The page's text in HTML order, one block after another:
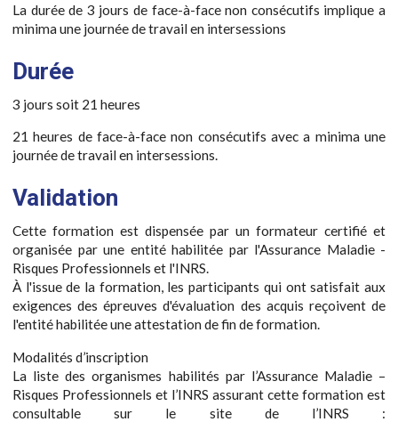
La durée de 3 jours de face-à-face non consécutifs implique a
minima une journée de travail en intersessions
Durée
3 jours soit 21 heures
21 heures de face-à-face non consécutifs avec a minima une
journée de travail en intersessions.
Validation
Cette formation est dispensée par un formateur certifié et
organisée par une entité habilitée par l'Assurance Maladie -
Risques Professionnels et l'INRS.
À l'issue de la formation, les participants qui ont satisfait aux
exigences des épreuves d'évaluation des acquis reçoivent de
l'entité habilitée une attestation de fin de formation.
Modalités d’inscription
La liste des organismes habilités par l’Assurance Maladie –
Risques Professionnels et l’INRS assurant cette formation est
consultable sur le site de l’INRS :